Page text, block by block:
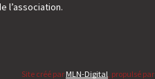
l’association.
Site créé par MLN-Digital, propulsé par